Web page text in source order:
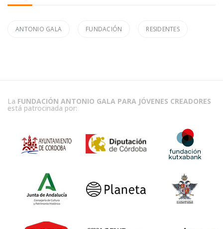
ANTONIO GALA FUNDACIÓN RESIDENTES
La FUNDACIÓN ANTONIO GALA PARA JÓVENES CREADORES
está patrocinada por: